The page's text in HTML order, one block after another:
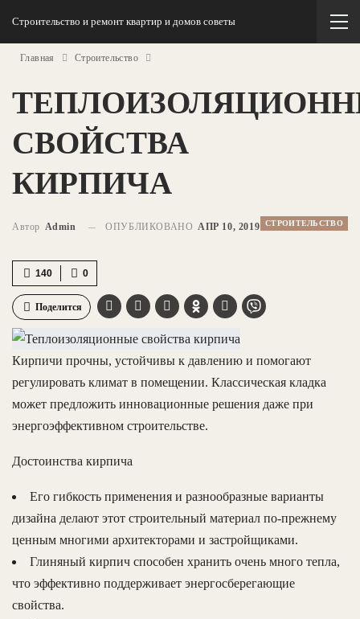
Строительство и ремонт квартир и домов советы
Главная Строительство
СВОЙСТВА
КИРПИЧА
СТРОИТЕЛЬСТВО
Автор Admin ОПУБЛИКОВАНО АПР 10, 2019
0
140
Поделится
Кирпичи прочны, устойчивы к давлению и помогают
регулировать климат в помещении. Классическая кладка
может предложить инновационные решения даже при
энергоэффективном строительстве.
Достоинства кирпича
Его гибкость применения и разнообразные варианты
дизайна делают этот строительный материал по-прежнему
ценным многими архитекторами и застройщиками.
Глиняный кирпич способен хранить очень много тепла,
что эффективно поддерживает энергосберегающие
свойства.